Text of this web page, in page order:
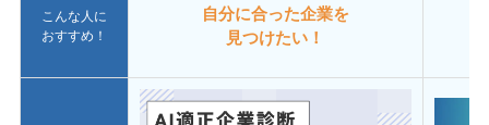
こんな人に
おすすめ！
自分に合った企業を
見つけたい！